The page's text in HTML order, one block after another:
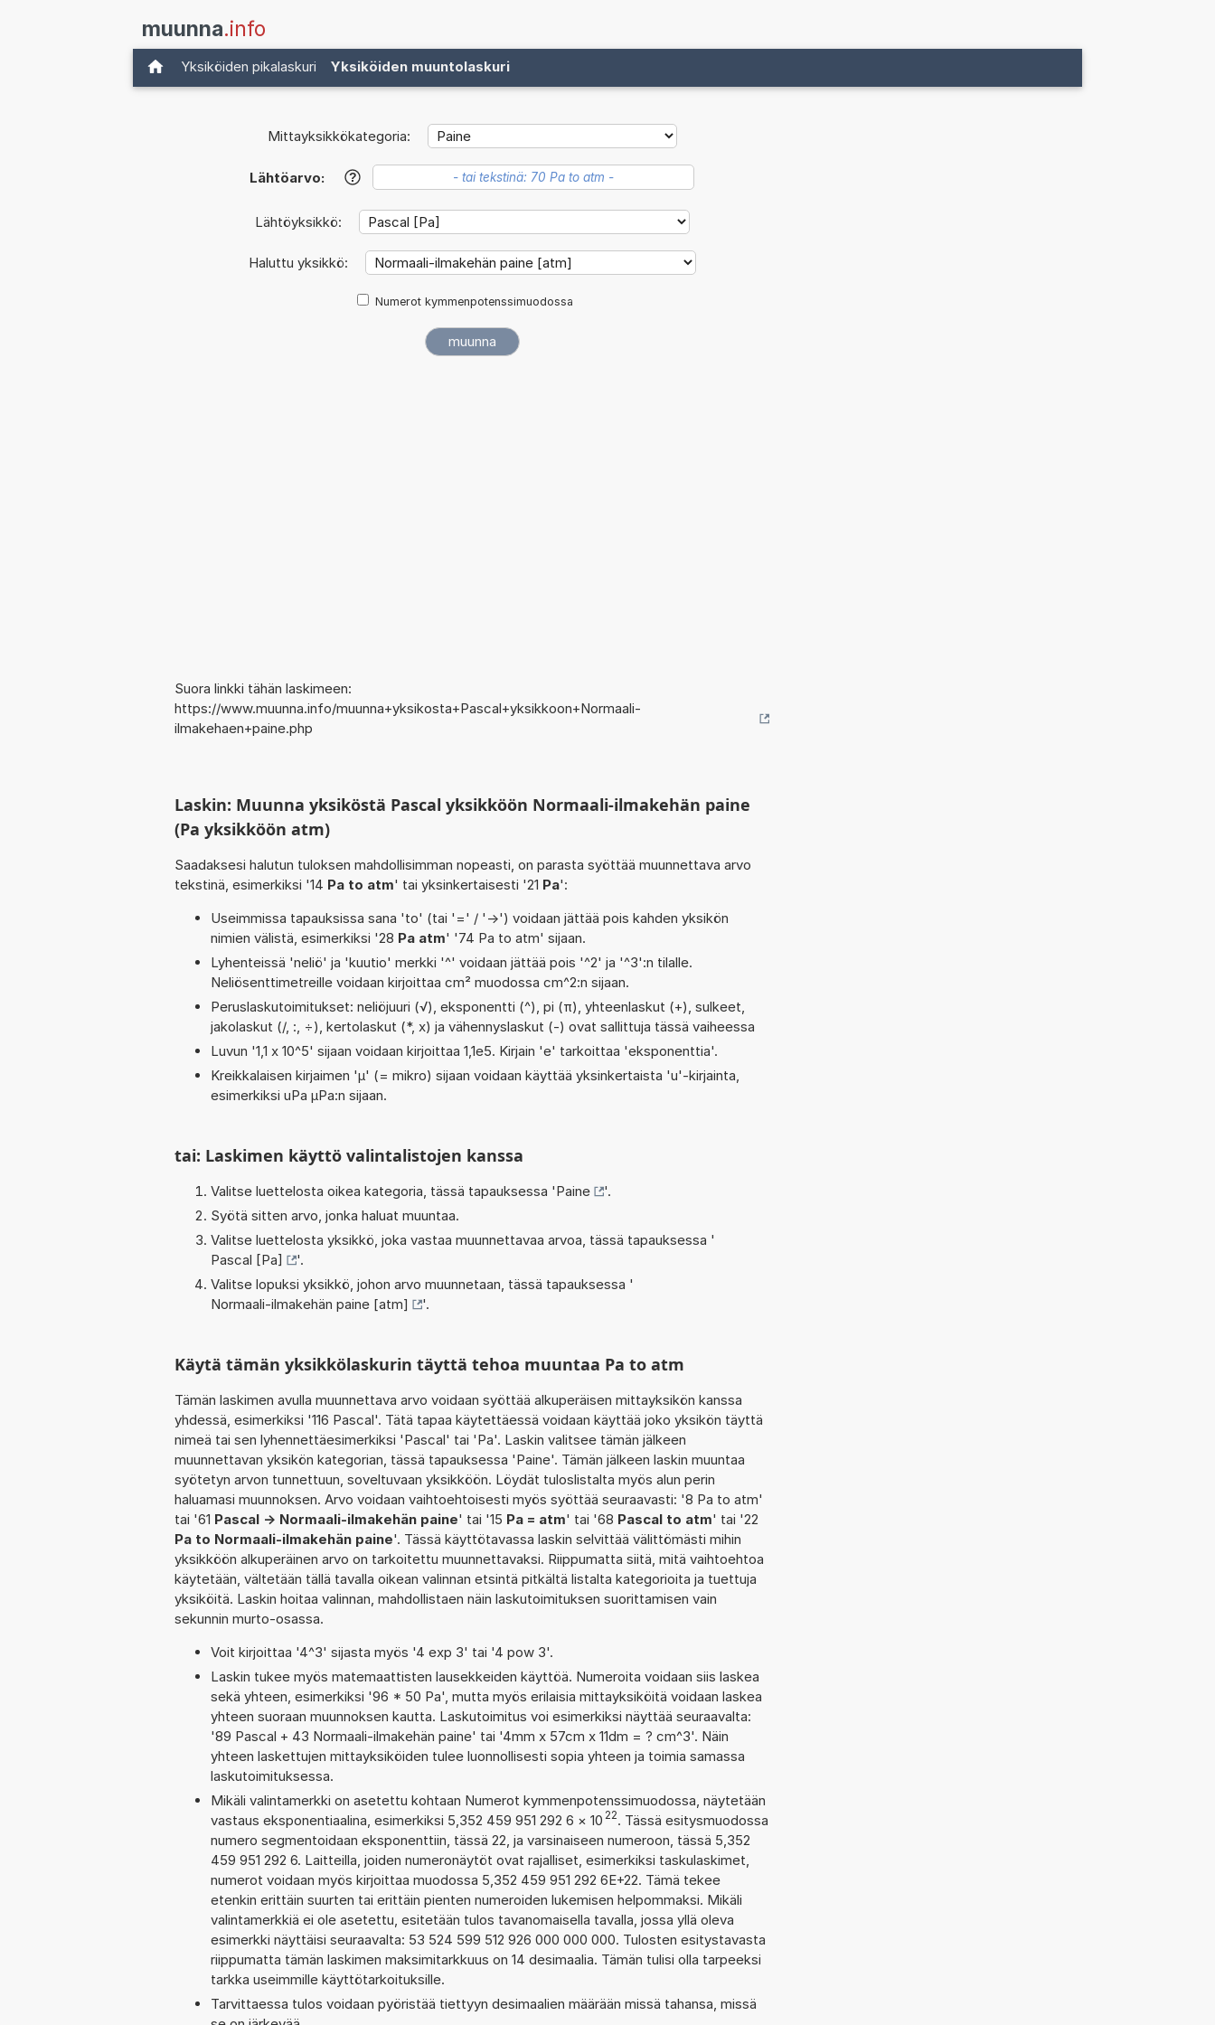
muunna.info
Yksiköiden pikalaskuri Yksiköiden muuntolaskuri
Mittayksikkökategoria:
Lähtöarvo: ?
Lähtöyksikkö:
Haluttu yksikkö:
Numerot kymmenpotenssimuodossa
Suora linkki tähän laskimeen:
https://www.muunna.info/muunna+yksikosta+Pascal+yksikkoon+Normaali-
ilmakehaen+paine.php
Laskin: Muunna yksiköstä Pascal yksikköön Normaali-ilmakehän paine
(Pa yksikköön atm)
Saadaksesi halutun tuloksen mahdollisimman nopeasti, on parasta syöttää muunnettava arvo
tekstinä, esimerkiksi '14 Pa to atm' tai yksinkertaisesti '21 Pa':
Useimmissa tapauksissa sana 'to' (tai '=' / '->') voidaan jättää pois kahden yksikön
nimien välistä, esimerkiksi '28 Pa atm' '74 Pa to atm' sijaan.
Lyhenteissä 'neliö' ja 'kuutio' merkki '^' voidaan jättää pois '^2' ja '^3':n tilalle.
Neliösenttimetreille voidaan kirjoittaa cm² muodossa cm^2:n sijaan.
Peruslaskutoimitukset: neliöjuuri (√), eksponentti (^), pi (π), yhteenlaskut (+), sulkeet,
jakolaskut (/, :, ÷), kertolaskut (*, x) ja vähennyslaskut (-) ovat sallittuja tässä vaiheessa
Luvun '1,1 x 10^5' sijaan voidaan kirjoittaa 1,1e5. Kirjain 'e' tarkoittaa 'eksponenttia'.
Kreikkalaisen kirjaimen 'µ' (= mikro) sijaan voidaan käyttää yksinkertaista 'u'-kirjainta,
esimerkiksi uPa µPa:n sijaan.
tai: Laskimen käyttö valintalistojen kanssa
Valitse luettelosta oikea kategoria, tässä tapauksessa 'Paine
'.
Syötä sitten arvo, jonka haluat muuntaa.
Valitse luettelosta yksikkö, joka vastaa muunnettavaa arvoa, tässä tapauksessa '
Pascal [Pa]
'.
Valitse lopuksi yksikkö, johon arvo muunnetaan, tässä tapauksessa '
Normaali-ilmakehän paine [atm]
'.
Käytä tämän yksikkölaskurin täyttä tehoa muuntaa Pa to atm
Tämän laskimen avulla muunnettava arvo voidaan syöttää alkuperäisen mittayksikön kanssa
yhdessä, esimerkiksi '116 Pascal'. Tätä tapaa käytettäessä voidaan käyttää joko yksikön täyttä
nimeä tai sen lyhennettäesimerkiksi 'Pascal' tai 'Pa'. Laskin valitsee tämän jälkeen
muunnettavan yksikön kategorian, tässä tapauksessa 'Paine'. Tämän jälkeen laskin muuntaa
syötetyn arvon tunnettuun, soveltuvaan yksikköön. Löydät tuloslistalta myös alun perin
haluamasi muunnoksen. Arvo voidaan vaihtoehtoisesti myös syöttää seuraavasti: '8 Pa to atm'
tai '61 Pascal -> Normaali-ilmakehän paine' tai '15 Pa = atm' tai '68 Pascal to atm' tai '22
Pa to Normaali-ilmakehän paine'. Tässä käyttötavassa laskin selvittää välittömästi mihin
yksikköön alkuperäinen arvo on tarkoitettu muunnettavaksi. Riippumatta siitä, mitä vaihtoehtoa
käytetään, vältetään tällä tavalla oikean valinnan etsintä pitkältä listalta kategorioita ja tuettuja
yksiköitä. Laskin hoitaa valinnan, mahdollistaen näin laskutoimituksen suorittamisen vain
sekunnin murto-osassa.
Voit kirjoittaa '4^3' sijasta myös '4 exp 3' tai '4 pow 3'.
Laskin tukee myös matemaattisten lausekkeiden käyttöä. Numeroita voidaan siis laskea
sekä yhteen, esimerkiksi '96 * 50 Pa', mutta myös erilaisia mittayksiköitä voidaan laskea
yhteen suoraan muunnoksen kautta. Laskutoimitus voi esimerkiksi näyttää seuraavalta:
'89 Pascal + 43 Normaali-ilmakehän paine' tai '4mm x 57cm x 11dm = ? cm^3'. Näin
yhteen laskettujen mittayksiköiden tulee luonnollisesti sopia yhteen ja toimia samassa
laskutoimituksessa.
Mikäli valintamerkki on asetettu kohtaan Numerot kymmenpotenssimuodossa, näytetään
vastaus eksponentiaalina, esimerkiksi 5,352 459 951 292 6 × 10 22. Tässä esitysmuodossa
numero segmentoidaan eksponenttiin, tässä 22, ja varsinaiseen numeroon, tässä 5,352
459 951 292 6. Laitteilla, joiden numeronäytöt ovat rajalliset, esimerkiksi taskulaskimet,
numerot voidaan myös kirjoittaa muodossa 5,352 459 951 292 6E+22. Tämä tekee
etenkin erittäin suurten tai erittäin pienten numeroiden lukemisen helpommaksi. Mikäli
valintamerkkiä ei ole asetettu, esitetään tulos tavanomaisella tavalla, jossa yllä oleva
esimerkki näyttäisi seuraavalta: 53 524 599 512 926 000 000 000. Tulosten esitystavasta
riippumatta tämän laskimen maksimitarkkuus on 14 desimaalia. Tämän tulisi olla tarpeeksi
tarkka useimmille käyttötarkoituksille.
Tarvittaessa tulos voidaan pyöristää tiettyyn desimaalien määrään missä tahansa, missä